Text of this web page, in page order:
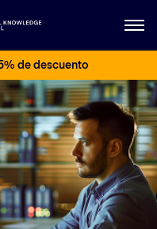
de descuento